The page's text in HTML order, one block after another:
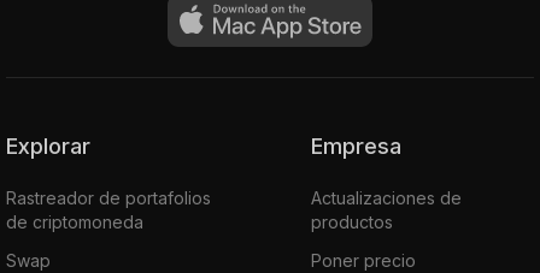
Explorar
Rastreador de portafolios
de criptomoneda
Swap
Empresa
Actualizaciones de
productos
Poner precio